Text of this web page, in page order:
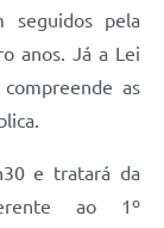
seguidos pela
anos. Já a Lei
as
e tratará da
ao 1º